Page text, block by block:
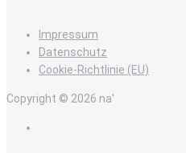
Impressum
Datenschutz
Cookie-Richtlinie (EU)
Copyright © 2026 na'